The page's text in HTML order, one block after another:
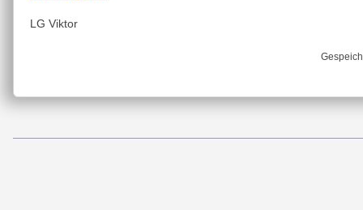
LG Viktor